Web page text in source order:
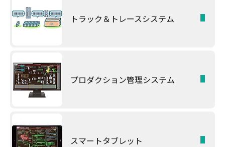
トラック＆トレースシステム
プロダクション管理システム
スマートタブレット